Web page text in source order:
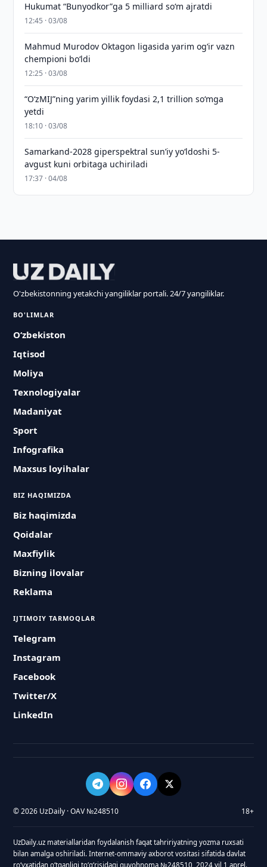
Hukumat “Bunyodkor”ga 5 milliard so‘m ajratdi
12:45 · 03/08
Mahmud Murodov Oktagon ligasida yarim og‘ir vazn
chempioni bo‘ldi
12:25 · 03/08
“O‘zMIJ”ning yarim yillik foydasi 2,1 trillion so‘mga
yetdi
18:10 · 03/08
Samarkand-2028 giperspektral sun’iy yo‘ldoshi 5-
avgust kuni orbitaga uchiriladi
17:37 · 04/08
O'zbekistonning yetakchi yangiliklar portali. 24/7 yangiliklar.
BO'LIMLAR
O‘zbekiston
Iqtisod
Moliya
Texnologiyalar
Madaniyat
Sport
Infografika
Maxsus loyihalar
BIZ HAQIMIZDA
Biz haqimizda
Qoidalar
Maxfiylik
Bizning ilovalar
Reklama
IJTIMOIY TARMOQLAR
Telegram
Instagram
Facebook
Twitter/X
LinkedIn
© 2026 UzDaily · OAV №248510 18+
UzDaily.uz materiallaridan foydalanish faqat tahririyatning yozma ruxsati
bilan amalga oshiriladi. Internet-ommaviy axborot vositasi sifatida davlat
roʻyxatidan oʻtganligi toʻgʻrisidagi guvohnoma №248510, 2024 yil 1 aprel.